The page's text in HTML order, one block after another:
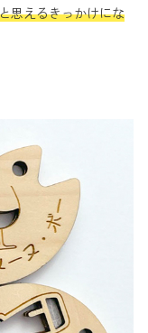
思えるきっかけにな